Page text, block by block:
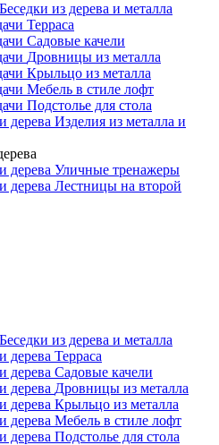
Беседки из дерева и металла
Терраса
Садовые качели
Дровницы из металла
Крыльцо из металла
Мебель в стиле лофт
Подстолье для стола
Изделия из металла и
Уличные тренажеры
Лестницы на второй
Беседки из дерева и металла
Терраса
Садовые качели
Дровницы из металла
Крыльцо из металла
Мебель в стиле лофт
Подстолье для стола